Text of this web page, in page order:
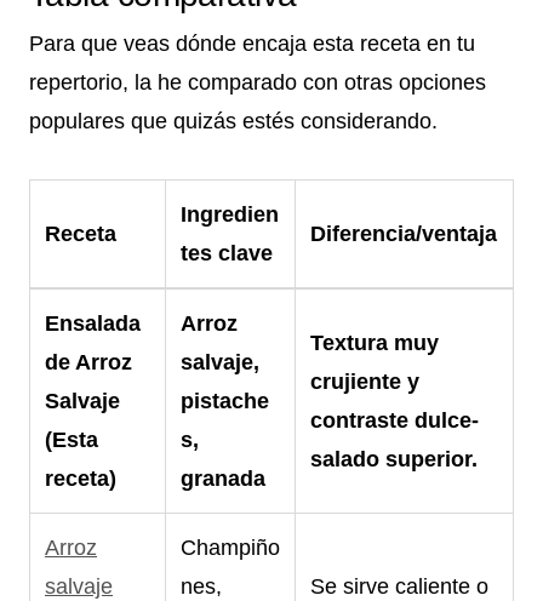
Para que veas dónde encaja esta receta en tu
repertorio, la he comparado con otras opciones
populares que quizás estés considerando.
Receta
Ingredien
tes clave
Diferencia/ventaja
Ensalada
de Arroz
Salvaje
(Esta
receta)
Arroz
salvaje,
pistache
s,
granada
Textura muy
crujiente y
contraste dulce-
salado superior.
Arroz
salvaje
Champiño
nes,
Se sirve caliente o